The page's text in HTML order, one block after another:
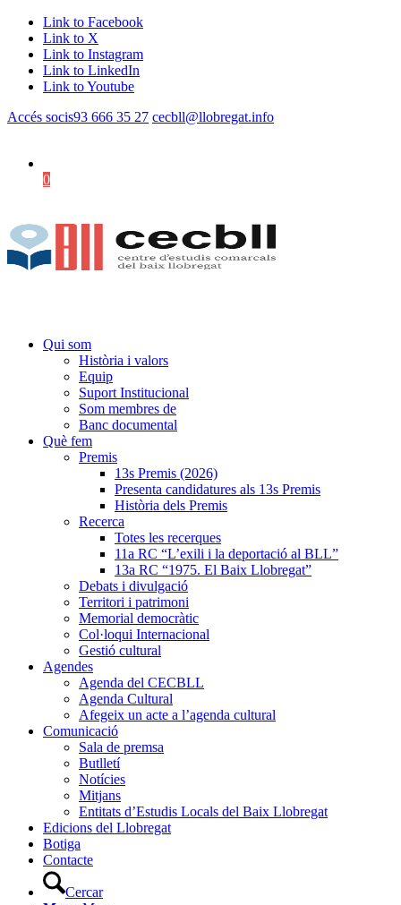
Link to Facebook
Link to X
Link to Instagram
Link to LinkedIn
Link to Youtube
Accés socis93 666 35 27 cecbll@llobregat.info
0
Qui som
Història i valors
Equip
Suport Institucional
Som membres de
Banc documental
Què fem
Premis
13s Premis (2026)
Presenta candidatures als 13s Premis
Història dels Premis
Recerca
Totes les recerques
11a RC “L’exili i la deportació al BLL”
13a RC “1975. El Baix Llobregat”
Debats i divulgació
Territori i patrimoni
Memorial democràtic
Col·loqui Internacional
Gestió cultural
Agendes
Agenda del CECBLL
Agenda Cultural
Afegeix un acte a l’agenda cultural
Comunicació
Sala de premsa
Butlletí
Notícies
Mitjans
Entitats d’Estudis Locals del Baix Llobregat
Edicions del Llobregat
Botiga
Contacte
Cercar